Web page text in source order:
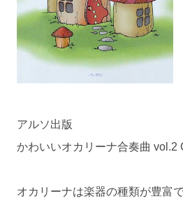
アルソ出版
かわいいオカリーナ合奏曲 vol.2
オカリーナは楽器の種類が豊富